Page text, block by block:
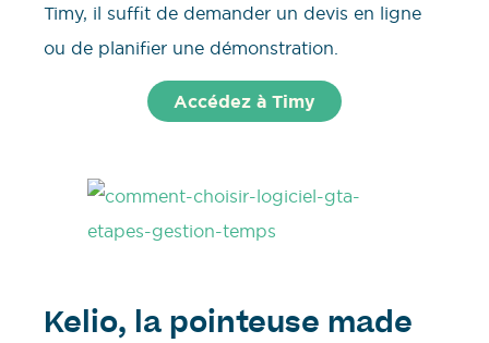
Timy, il suffit de demander un devis en ligne
ou de planifier une démonstration.
Accédez à Timy
Kelio, la pointeuse made